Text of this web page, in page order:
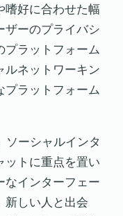
嗜好に合わせた幅
ザーのプライバシ
プラットフォーム
ルネットワーキン
プラットフォーム
ーシャルインタ
ットに重点を置い
なインターフェー
新しい人と出会